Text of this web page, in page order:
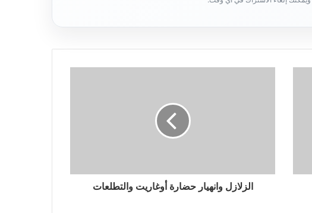
الزلازل وانهيار حضارة أوغاريت والتطلعات